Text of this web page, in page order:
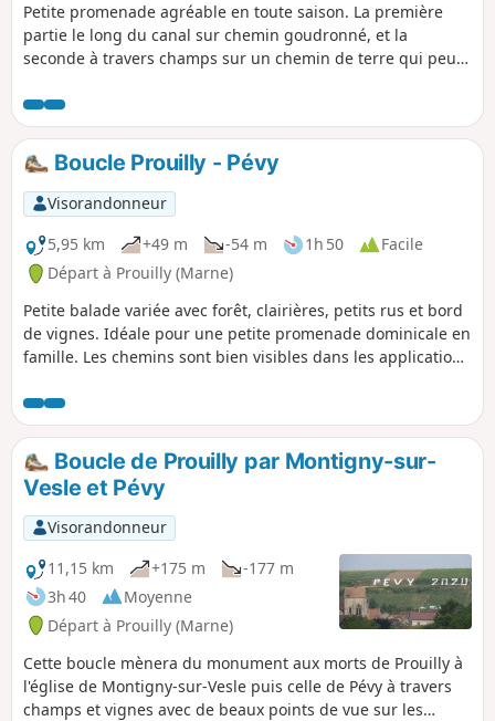
Petite promenade agréable en toute saison. La première
partie le long du canal sur chemin goudronné, et la
seconde à travers champs sur un chemin de terre qui peut
Boucle Prouilly - Pévy
Visorandonneur
5,95 km
+49 m -54 m 1h 50
Facile
Départ à Prouilly (Marne)
Petite balade variée avec forêt, clairières, petits rus et bord
de vignes. Idéale pour une petite promenade dominicale en
famille. Les chemins sont bien visibles dans les applications
un possible domaine de chasse.
Boucle de Prouilly par Montigny-sur-
Vesle et Pévy
Visorandonneur
11,15 km
+175 m
-177 m
3h 40
Moyenne
Départ à Prouilly (Marne)
Cette boucle mènera du monument aux morts de Prouilly à
l'église de Montigny-sur-Vesle puis celle de Pévy à travers
champs et vignes avec de beaux points de vue sur les